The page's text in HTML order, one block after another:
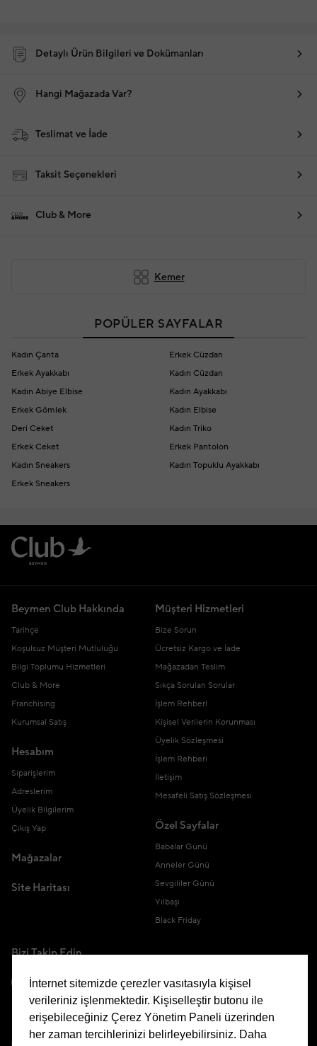
Detaylı Ürün Bilgileri ve Dokümanları
Hangi Mağazada Var?
Teslimat ve İade
Taksit Seçenekleri
Club & More
Kemer
POPÜLER SAYFALAR
Kadın Çanta
Erkek Cüzdan
Erkek Ayakkabı
Kadın Cüzdan
Kadın Abiye Elbise
Kadın Ayakkabı
Erkek Gömlek
Kadın Elbise
Deri Ceket
Kadın Triko
Erkek Ceket
Erkek Pantolon
Kadın Sneakers
Kadın Topuklu Ayakkabı
Erkek Sneakers
Beymen Club Hakkında
Tarihçe
Koşulsuz Müşteri Mutluluğu
Bilgi Toplumu Hizmetleri
Club & More
Franchising
Kurumsal Satış
Hesabım
Siparişlerim
Adreslerim
Üyelik Bilgilerim
Çıkış Yap
Mağazalar
Site Haritası
Müşteri Hizmetleri
Bize Sorun
Ücretsiz Kargo ve İade
Mağazadan Teslim
Sıkça Sorulan Sorular
İşlem Rehberi
Kişisel Verilerin Korunması
Üyelik Sözleşmesi
İşlem Rehberi
İletişim
Mesafeli Satış Sözleşmesi
Özel Sayfalar
Babalar Günü
Anneler Günü
Sevgililer Günü
Yılbaşı
Black Friday
Bizi Takip Edin
Uygulamamızı İndirin
İnternet sitemizde çerezler vasıtasıyla kişisel
verileriniz işlenmektedir. Kişiselleştir butonu ile
erişebileceğiniz Çerez Yönetim Paneli üzerinden
her zaman tercihlerinizi belirleyebilirsiniz. Daha